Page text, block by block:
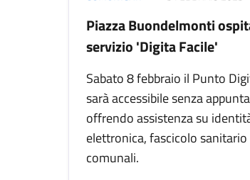
Piazza Buondelmonti
servizio 'Digita Facile'
Sabato 8 febbraio il Punto
sarà accessibile senza
offrendo assistenza su
elettronica, fascicolo sanitario
comunali.